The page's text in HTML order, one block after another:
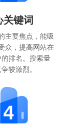
关键词
主要焦点，能吸
众，提高网站在
排名。搜索量
较激烈。